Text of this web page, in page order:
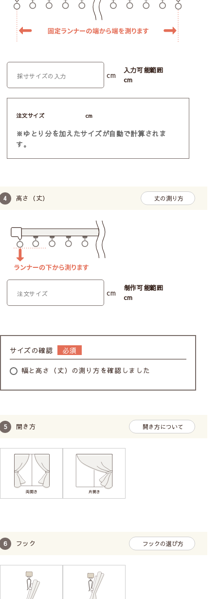
cm
入力可能範囲
cm
注文サイズ cm
※ゆとり分を加えたサイズが自動で計算されま
す。
高さ（丈） 丈の測り方
cm
制作可能範囲
cm
サイズの確認
幅と高さ（丈）の測り方を確認しました
開き方 開き方について
フック フックの選び方